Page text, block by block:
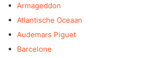
Armageddon
Atlantische Oceaan
Audemars Piguet
Barcelone